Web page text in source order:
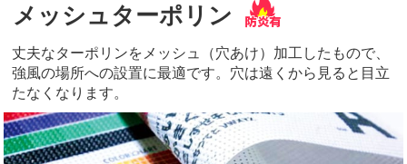
メッシュターポリン
丈夫なターポリンをメッシュ（穴あけ）加工したもので、
強風の場所への設置に最適です。穴は遠くから見ると目立
たなくなります。